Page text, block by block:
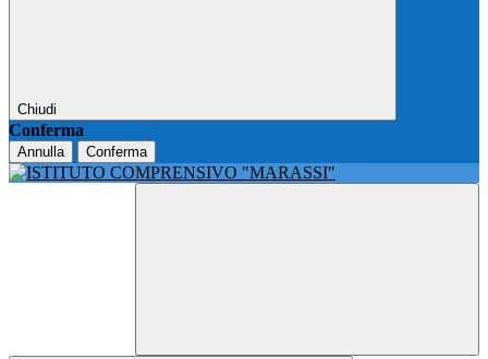
Chiudi
Conferma
Annulla Conferma